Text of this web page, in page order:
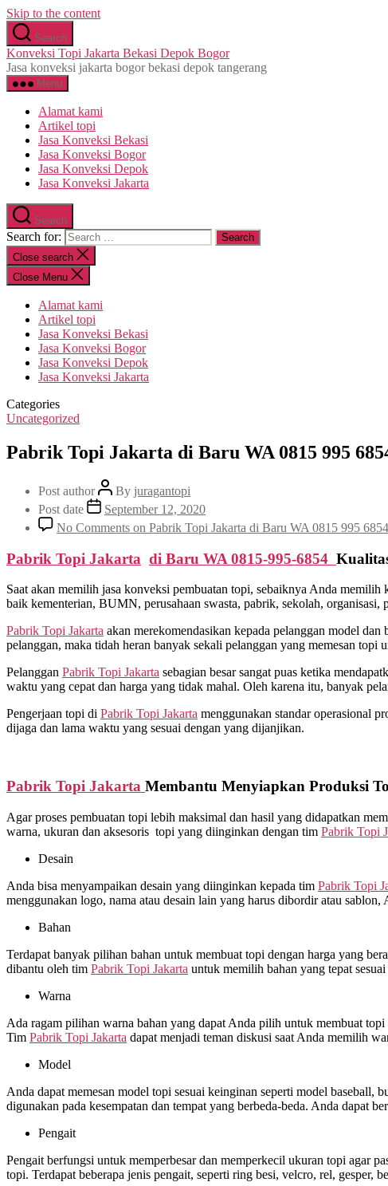
Skip to the content
Search
Konveksi Topi Jakarta Bekasi Depok Bogor
Jasa konveksi jakarta bogor bekasi depok tangerang
Menu
Alamat kami
Artikel topi
Jasa Konveksi Bekasi
Jasa Konveksi Bogor
Jasa Konveksi Depok
Jasa Konveksi Jakarta
Search
Search for:
Close search
Close Menu
Alamat kami
Artikel topi
Jasa Konveksi Bekasi
Jasa Konveksi Bogor
Jasa Konveksi Depok
Jasa Konveksi Jakarta
Categories
Uncategorized
Pabrik Topi Jakarta di Baru WA 0815 995
Post author By juragantopi
Post date
September 12, 2020
No Comments on Pabrik Topi Jakarta di Baru WA 0815 995 6854
Pabrik Topi Jakarta di Baru WA 0815-995-6854
Saat akan memilih jasa konveksi pembuatan topi, sebaiknya Anda memilih
baik kementerian, BUMN, perusahaan swasta, pabrik, sekolah, organisasi,
Pabrik Topi Jakarta akan merekomendasikan kepada pelanggan model
pelanggan, maka tidah heran banyak sekali pelanggan yang memesan
Pelanggan Pabrik Topi Jakarta sebagian besar sangat puas ketika
waktu yang cepat dan harga yang tidak mahal. Oleh karena itu, banyak
Pengerjaan topi di Pabrik Topi Jakarta menggunakan standar operasional
dijaga dan lama waktu yang sesuai dengan yang dijanjikan.
Pabrik Topi Jakarta Membantu Menyiapkan Produksi
Agar proses pembuatan topi lebih maksimal dan hasil yang didapatkan
warna, ukuran dan aksesoris topi yang diinginkan dengan tim Pabrik Topi
Desain
Anda bisa menyampaikan desain yang diinginkan kepada tim Pabrik Topi
menggunakan logo, nama atau desain lain yang harus dibordir atau sablon,
Bahan
Terdapat banyak pilihan bahan untuk membuat topi dengan harga yang
dibantu oleh tim Pabrik Topi Jakarta untuk memilih bahan yang tepat
Warna
Ada ragam pilihan warna bahan yang dapat Anda pilih untuk membuat
Tim Pabrik Topi Jakarta dapat menjadi teman diskusi saat Anda memilih
Model
Anda dapat memesan model topi sesuai keinginan seperti model
digunakan pada kesempatan dan tempat yang berbeda-beda. Anda dapat
Pengait
Pengait berfungsi untuk memperbesar dan memperkecil ukuran topi agar
topi. Terdapat beberapa jenis pengait, seperti ring besi, velcro, rel, gesper,